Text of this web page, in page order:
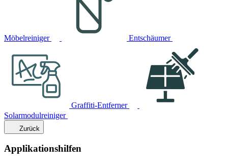
Möbelreiniger Entschäumer
Graffiti-Entferner
Solarmodulreiniger
Zurück
Applikationshilfen